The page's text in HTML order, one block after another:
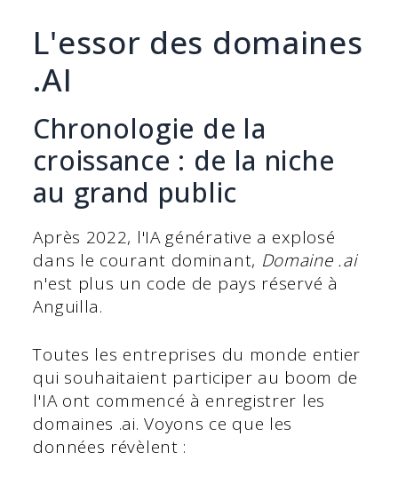
L'essor des domaines
.AI
Chronologie de la
croissance : de la niche
au grand public
Après 2022, l'IA générative a explosé
dans le courant dominant, Domaine .ai
n'est plus un code de pays réservé à
Anguilla.
Toutes les entreprises du monde entier
qui souhaitaient participer au boom de
l'IA ont commencé à enregistrer les
domaines .ai. Voyons ce que les
données révèlent :